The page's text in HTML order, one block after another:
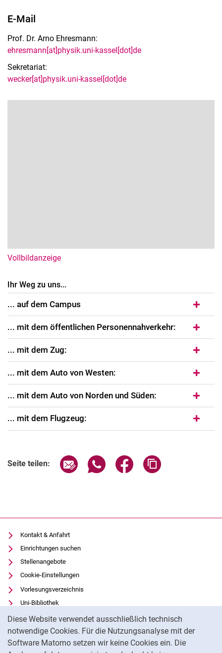
Diese Website verwendet ausschließlich technisch
notwendige Cookies. Für die Nutzungsanalyse mit der
Software Matomo setzen wir keine Cookies ein. Die
E-Mail
Prof. Dr. Arno Ehresmann:
ehresmann[at]physik.uni-kassel[dot]de
Sekretariat:
wecker[at]physik.uni-kassel[dot]de
Vollbildanzeige
Ihr Weg zu uns...
... auf dem Campus
... mit dem öffentlichen Personennahverkehr:
... mit dem Zug:
... mit dem Auto von Westen:
... mit dem Auto von Norden und Süden:
... mit dem Flugzeug:
Seite teilen: Seite über E-Mail teilen
Seite über WhatsApp teilen
Seite über Facebook
Kontakt & Anfahrt
Einrichtungen suchen
Stellenangebote
Cookie-Einstellungen
Vorlesungsverzeichnis
Uni-Bibliothek
Moodle
Panopto
Datenschutz